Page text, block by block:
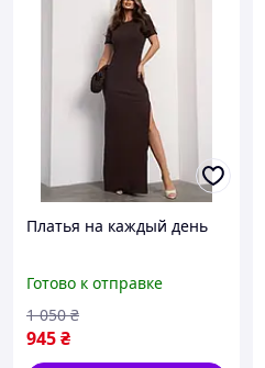
Платья на каждый день
Готово к отправке
945₴
1 050 ₴